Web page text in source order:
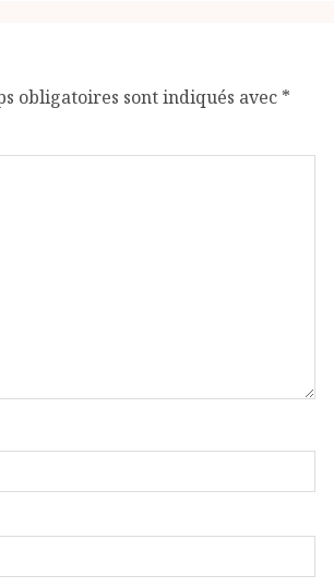
obligatoires sont indiqués avec *